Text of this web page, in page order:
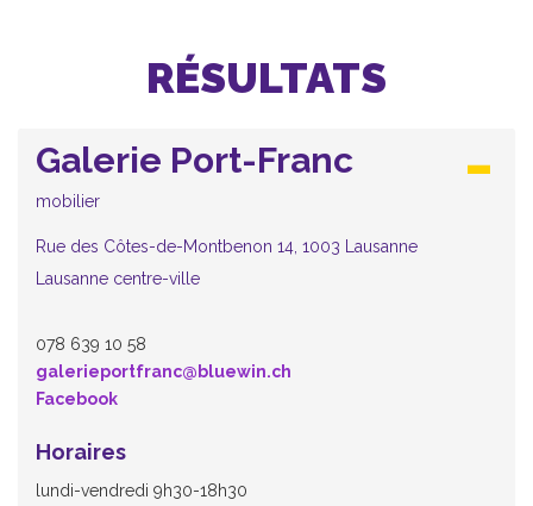
RÉSULTATS
Galerie Port-Franc
mobilier
Rue des Côtes-de-Montbenon 14, 1003 Lausanne
Lausanne centre-ville
078 639 10 58
galerieportfranc@bluewin.ch
Facebook
Horaires
lundi-vendredi 9h30-18h30